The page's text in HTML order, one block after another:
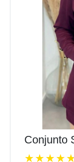
Conjunto